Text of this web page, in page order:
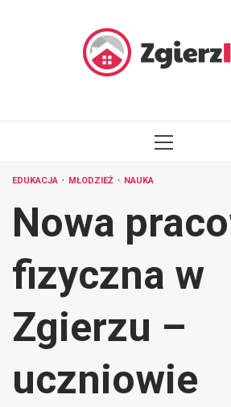
PRIMARY
EDUKACJA MŁODZIEŻ NAUKA
Nowa
fizyczna w
Zgierzu –
uczniowie